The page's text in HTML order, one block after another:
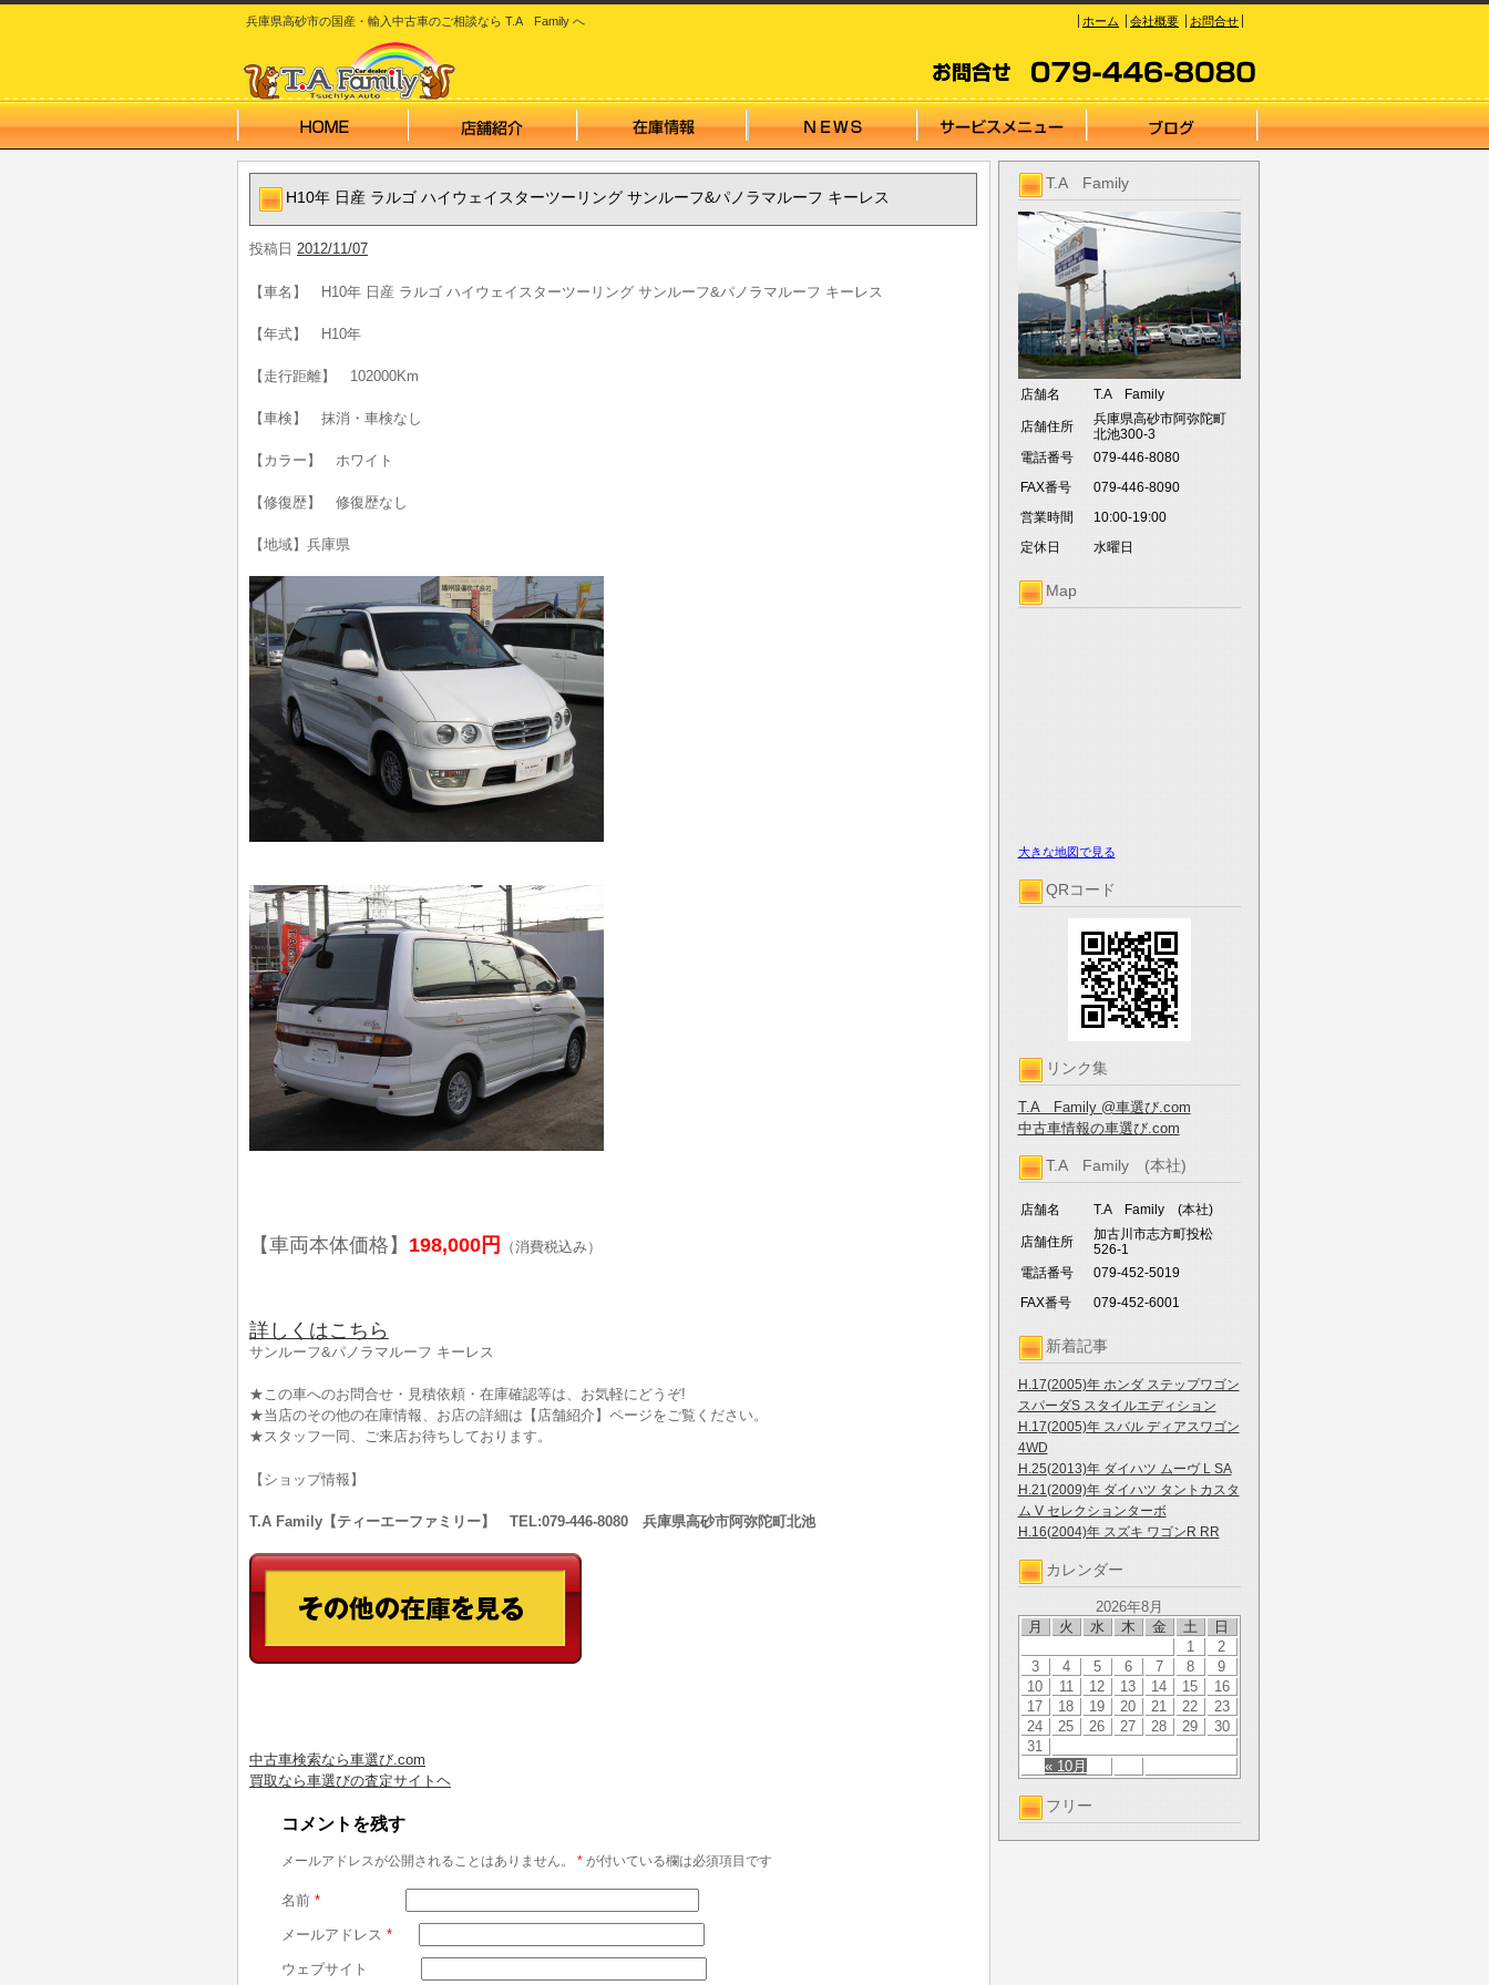
兵庫県高砂市の国産・輸入中古車のご相談なら T.A Family へ ホーム 会社概要 お問合せ
T.A Family
店舗名 T.A Family
店舗住所
兵庫県高砂市阿弥陀町
北池300-3
電話番号
079-446-8080
FAX番号
079-446-8090
営業時間
10:00-19:00
定休日
水曜日
Map
大きな地図で見る
QRコード
リンク集
T.A Family @車選び.com
中古車情報の車選び.com
T.A Family (本社)
店舗名 T.A Family (本社)
店舗住所
加古川市志方町投松
526-1
電話番号
079-452-5019
FAX番号
079-452-6001
新着記事
H.17(2005)年 ホンダ ステップワゴン
スパーダS スタイルエディション
H.17(2005)年 スバル ディアスワゴン
4WD
H.25(2013)年 ダイハツ ムーヴ L SA
H.21(2009)年 ダイハツ タントカスタ
ム V セレクションターボ
H.16(2004)年 スズキ ワゴンR RR
カレンダー
2026年8月
月
火 水 木 金 土 日
« 10月
1
2
3
4 5 6 7 8
9
10
11 12 13 14 15
16
17
18 19 20 21 22
23
24
25 26 27 28 29
30
31
フリー
H10年 日産 ラルゴ ハイウェイスターツーリング サンルーフ&パノラマルーフ キーレス
投稿日 2012/11/07
【車名】 H10年 日産 ラルゴ ハイウェイスターツーリング サンルーフ&パノラマルーフ キーレス
【年式】 H10年
【走行距離】 102000Km
【車検】 抹消・車検なし
【カラー】 ホワイト
【修復歴】 修復歴なし
【地域】兵庫県
【車両本体価格】 198,000円 （消費税込み）
詳しくはこちら
サンルーフ&パノラマルーフ キーレス
★この車へのお問合せ・見積依頼・在庫確認等は、お気軽にどうぞ!
★当店のその他の在庫情報、お店の詳細は【店舗紹介】ページをご覧ください。
★スタッフ一同、ご来店お待ちしております。
【ショップ情報】
T.A Family【ティーエーファミリー】 TEL:079-446-8080 兵庫県高砂市阿弥陀町北池
中古車検索なら車選び.com
買取なら車選びの査定サイトヘ
コメントを残す
メールアドレスが公開されることはありません。 * が付いている欄は必須項目です
名前 *
メールアドレス *
ウェブサイト